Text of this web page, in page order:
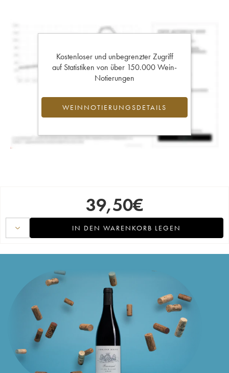
Kostenloser und unbegrenzter Zugriff
auf Statistiken von über 150.000 Wein-
Notierungen
WEINNOTIERUNGSDETAILS
39,50€
IN DEN WARENKORB LEGEN